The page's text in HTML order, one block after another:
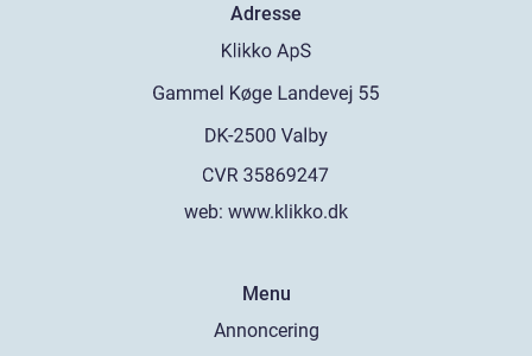
Adresse
web: www.klikko.dk
Menu
Annoncering